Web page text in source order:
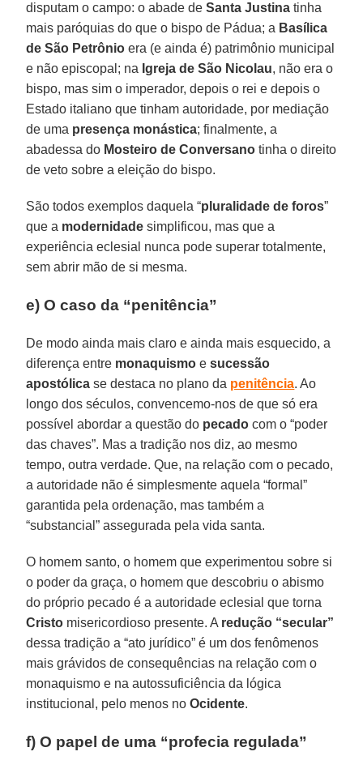
disputam o campo: o abade deSanta Justina tinha
mais paróquias do que o bispo de Pádua; a Basílica
de São Petrônio era (e ainda é) patrimônio municipal
e não episcopal; na Igreja de São Nicolau, não era o
bispo, mas sim o imperador, depois o rei e depois o
Estado italiano que tinham autoridade, por mediação
de uma presença monástica; finalmente, a
abadessa do Mosteiro de Conversano tinha o direito
de veto sobre a eleição do bispo.
São todos exemplos daquela “pluralidade de foros”
que a modernidade simplificou, mas que a
experiência eclesial nunca pode superar totalmente,
sem abrir mão de si mesma.
e) O caso da “penitência”
De modo ainda mais claro e ainda mais esquecido, a
diferença entre monaquismo esucessão
apostólica se destaca no plano da penitência. Ao
longo dos séculos, convencemo-nos de que só era
possível abordar a questão do pecado com o “poder
das chaves”. Mas a tradição nos diz, ao mesmo
tempo, outra verdade. Que, na relação com o pecado,
a autoridade não é simplesmente aquela “formal”
garantida pela ordenação, mas também a
“substancial” assegurada pela vida santa.
O homem santo, o homem que experimentou sobre si
o poder da graça, o homem que descobriu o abismo
do próprio pecado é a autoridade eclesial que torna
Cristo misericordioso presente. A redução “secular”
dessa tradição a “ato jurídico” é um dos fenômenos
mais grávidos de consequências na relação com o
monaquismo e na autossuficiência da lógica
institucional, pelo menos noOcidente.
f) O papel de uma “profecia regulada”